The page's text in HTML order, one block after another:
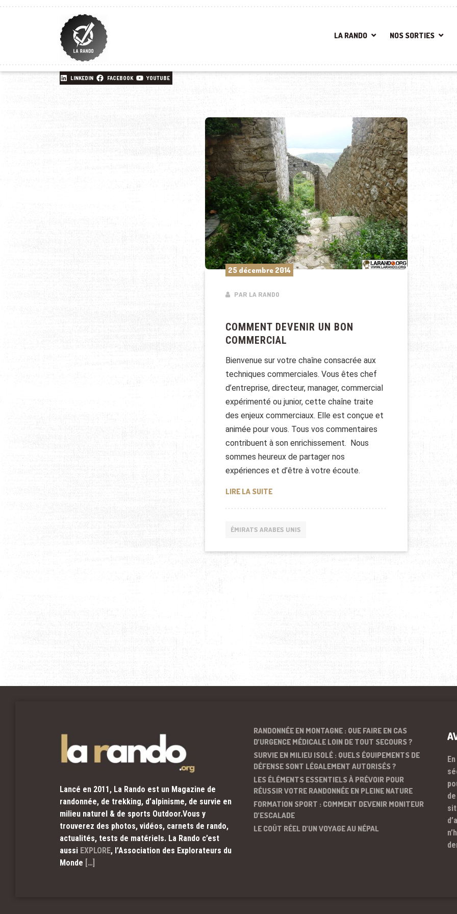
LA RANDO NOS SORTIES
LINKEDIN FACEBOOK YOUTUBE
25 décembre 2014
PAR LA RANDO
COMMENT DEVENIR UN BON
COMMERCIAL
Bienvenue sur votre chaîne consacrée aux
techniques commerciales. Vous êtes chef
d’entreprise, directeur, manager, commercial
expérimenté ou junior, cette chaîne traite
des enjeux commerciaux. Elle est conçue et
animée pour vous. Tous vos commentaires
contribuent à son enrichissement. Nous
sommes heureux de partager nos
expériences et d’être à votre écoute.
LIRE LA SUITECOMMENT DEVENIR UN BON COMMERCIAL
ÉMIRATS ARABES UNIS
Lancé en 2011, La Rando est un Magazine de
randonnée, de trekking, d’alpinisme, de survie en
milieu naturel & de sports Outdoor.Vous y
trouverez des photos, vidéos, carnets de rando,
actualités, tests de matériels. La Rando c’est
aussi EXPLORE, l’Association des Explorateurs du
Monde […]
RANDONNÉE EN MONTAGNE : QUE FAIRE EN CAS
D’URGENCE MÉDICALE LOIN DE TOUT SECOURS ?
SURVIE EN MILIEU ISOLÉ : QUELS ÉQUIPEMENTS DE
DÉFENSE SONT LÉGALEMENT AUTORISÉS ?
LES ÉLÉMENTS ESSENTIELS À PRÉVOIR POUR
RÉUSSIR VOTRE RANDONNÉE EN PLEINE NATURE
FORMATION SPORT : COMMENT DEVENIR MONITEUR
D’ESCALADE
LE COÛT RÉEL D’UN VOYAGE AU NÉPAL